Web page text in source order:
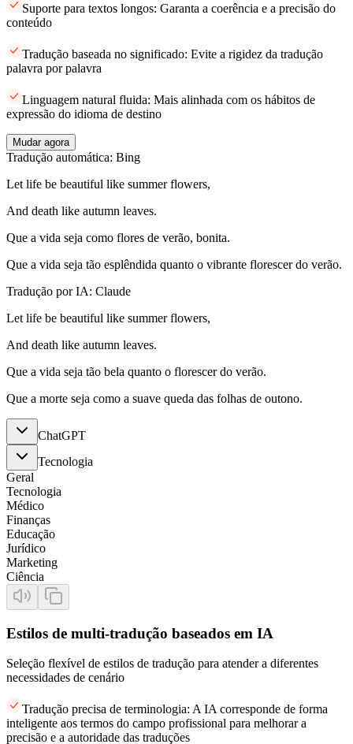
Suporte para textos longos: Garanta a coerência e a precisão do
conteúdo
Tradução baseada no significado: Evite a rigidez da tradução
palavra por palavra
Linguagem natural fluida: Mais alinhada com os hábitos de
expressão do idioma de destino
Mudar agora
Tradução automática: Bing
Let life be beautiful like summer flowers,
And death like autumn leaves.
Que a vida seja como flores de verão, bonita.
Que a vida seja tão esplêndida quanto o vibrante florescer do verão.
Tradução por IA: Claude
Let life be beautiful like summer flowers,
And death like autumn leaves.
Que a vida seja tão bela quanto o florescer do verão.
Que a morte seja como a suave queda das folhas de outono.
ChatGPT
Tecnologia
Geral
Tecnologia
Médico
Finanças
Educação
Jurídico
Marketing
Ciência
Estilos de multi-tradução baseados em IA
Seleção flexível de estilos de tradução para atender a diferentes
necessidades de cenário
Tradução precisa de terminologia: A IA corresponde de forma
inteligente aos termos do campo profissional para melhorar a
precisão e a autoridade das traduções